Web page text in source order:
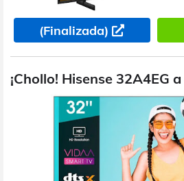
(Finalizada)
¡Chollo! Hisense 32A4EG